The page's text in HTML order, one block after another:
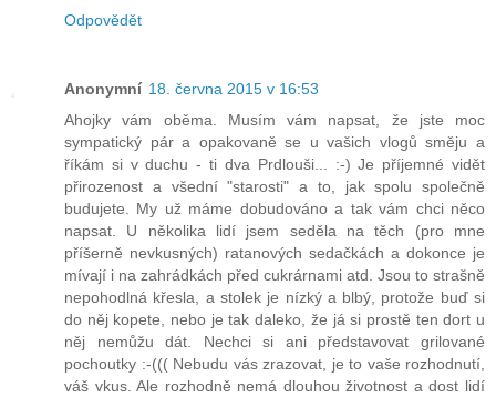
Odpovědět
Anonymní 18. června 2015 v 16:53
Ahojky vám oběma. Musím vám napsat, že jste moc
sympatický pár a opakovaně se u vašich vlogů směju a
říkám si v duchu - ti dva Prdlouši... :-) Je příjemné vidět
přirozenost a všední "starosti" a to, jak spolu společně
budujete. My už máme dobudováno a tak vám chci něco
napsat. U několika lidí jsem seděla na těch (pro mne
příšerně nevkusných) ratanových sedačkách a dokonce je
mívají i na zahrádkách před cukrárnami atd. Jsou to strašně
nepohodlná křesla, a stolek je nízký a blbý, protože buď si
do něj kopete, nebo je tak daleko, že já si prostě ten dort u
něj nemůžu dát. Nechci si ani představovat grilované
pochoutky :-((( Nebudu vás zrazovat, je to vaše rozhodnutí,
váš vkus. Ale rozhodně nemá dlouhou životnost a dost lidí